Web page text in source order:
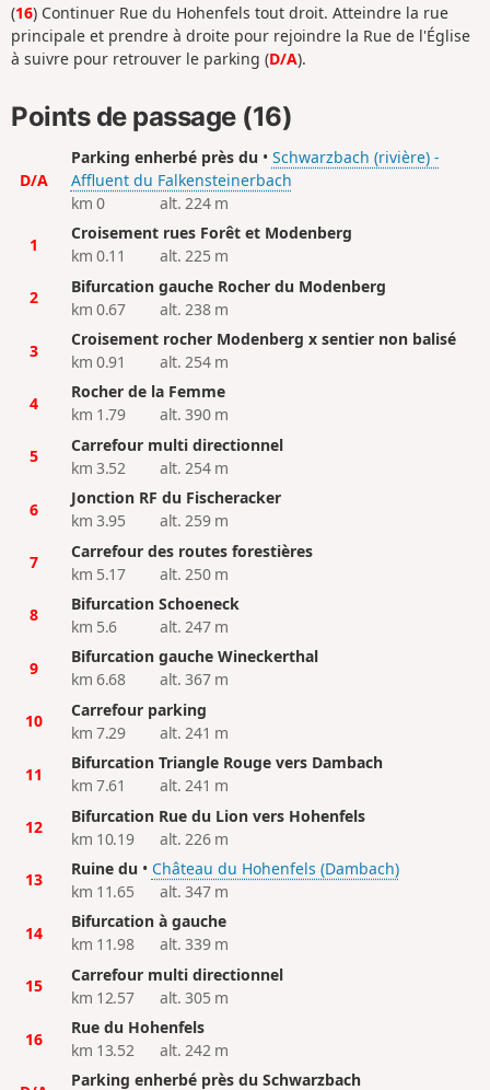
(16) Continuer Rue du Hohenfels tout droit. Atteindre la rue
principale et prendre à droite pour rejoindre la Rue de l'Église
à suivre pour retrouver le parking (D/A).
Points de passage (16)
D/A
Parking enherbé près du • Schwarzbach (rivière) -
Affluent du Falkensteinerbach
km 0
alt. 224 m
1
Croisement rues Forêt et Modenberg
km 0.11
alt. 225 m
2
Bifurcation gauche Rocher du Modenberg
km 0.67
alt. 238 m
3
Croisement rocher Modenberg x sentier non balisé
km 0.91
alt. 254 m
4
Rocher de la Femme
km 1.79
alt. 390 m
5
Carrefour multi directionnel
km 3.52
alt. 254 m
6
Jonction RF du Fischeracker
km 3.95
alt. 259 m
7
Carrefour des routes forestières
km 5.17
alt. 250 m
8
Bifurcation Schoeneck
km 5.6
alt. 247 m
9
Bifurcation gauche Wineckerthal
km 6.68
alt. 367 m
10
Carrefour parking
km 7.29
alt. 241 m
11
Bifurcation Triangle Rouge vers Dambach
km 7.61
alt. 241 m
12
Bifurcation Rue du Lion vers Hohenfels
km 10.19
alt. 226 m
13
Ruine du • Château du Hohenfels (Dambach)
km 11.65
alt. 347 m
14
Bifurcation à gauche
km 11.98
alt. 339 m
15
Carrefour multi directionnel
km 12.57
alt. 305 m
16
Rue du Hohenfels
km 13.52
alt. 242 m
Parking enherbé près du Schwarzbach